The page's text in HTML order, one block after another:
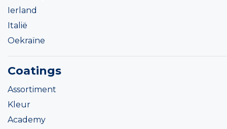
Ierland
Italië
Oekraïne
Coatings
Assortiment
Kleur
Academy